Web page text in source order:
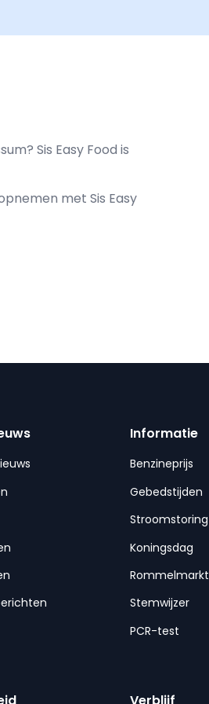
Sis Easy Food is
met Sis Easy
Informatie
Benzineprijs
Gebedstijden
Stroomstoring
Koningsdag
Rommelmarkt
Stemwijzer
PCR-test